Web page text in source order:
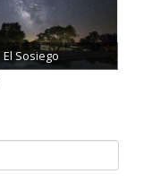
El Sosiego